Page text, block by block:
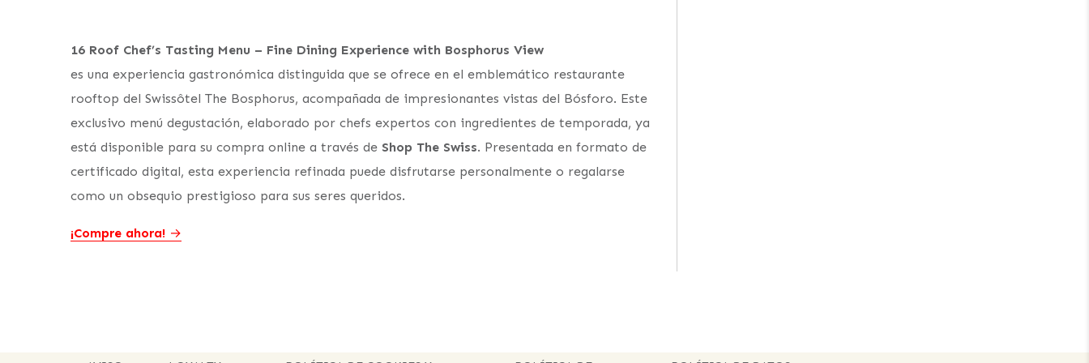
16 Roof Chef’s Tasting Menu – Fine Dining Experience with Bosphorus View
es una experiencia gastronómica distinguida que se ofrece en el emblemático restaurante
rooftop del Swissôtel The Bosphorus, acompañada de impresionantes vistas del Bósforo. Este
exclusivo menú degustación, elaborado por chefs expertos con ingredientes de temporada, ya
está disponible para su compra online a través de Shop The Swiss. Presentada en formato de
certificado digital, esta experiencia refinada puede disfrutarse personalmente o regalarse
como un obsequio prestigioso para sus seres queridos.
¡Compre ahora!